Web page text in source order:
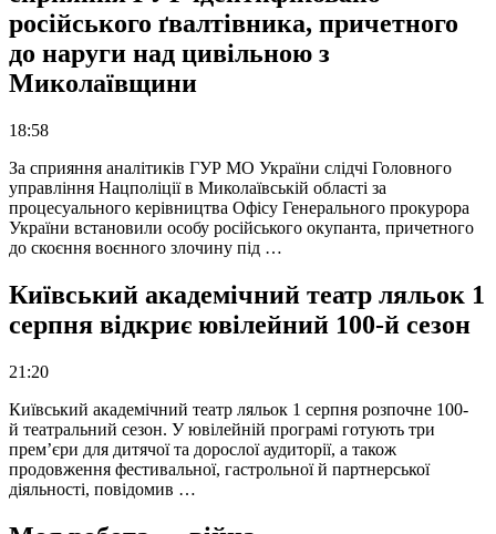
російського ґвалтівника, причетного
до наруги над цивільною з
Миколаївщини
18:58
За сприяння аналітиків ГУР МО України слідчі Головного
управління Нацполіції в Миколаївській області за
процесуального керівництва Офісу Генерального прокурора
України встановили особу російського окупанта, причетного
до скоєння воєнного злочину під …
Київський академічний театр ляльок 1
серпня відкриє ювілейний 100-й сезон
21:20
Київський академічний театр ляльок 1 серпня розпочне 100-
й театральний сезон. У ювілейній програмі готують три
прем’єри для дитячої та дорослої аудиторії, а також
продовження фестивальної, гастрольної й партнерської
діяльності, повідомив …